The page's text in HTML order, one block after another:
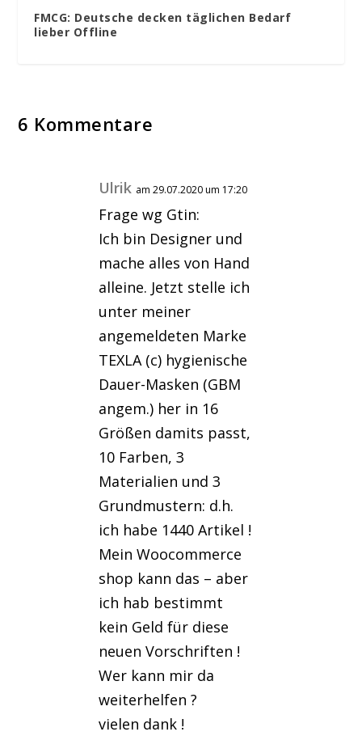
FMCG: Deutsche decken täglichen Bedarf
lieber Offline
6 Kommentare
Ulrik am 29.07.2020 um 17:20
Frage wg Gtin:
Ich bin Designer und
mache alles von Hand
alleine. Jetzt stelle ich
unter meiner
angemeldeten Marke
TEXLA (c) hygienische
Dauer-Masken (GBM
angem.) her in 16
Größen damits passt,
10 Farben, 3
Materialien und 3
Grundmustern: d.h.
ich habe 1440 Artikel !
Mein Woocommerce
shop kann das – aber
ich hab bestimmt
kein Geld für diese
neuen Vorschriften !
Wer kann mir da
weiterhelfen ?
vielen dank !